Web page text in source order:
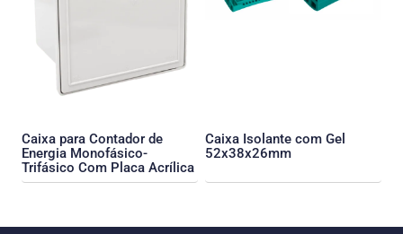
Caixa para Contador de
Energia Monofásico-
Trifásico Com Placa Acrílica
Caixa Isolante com Gel
52x38x26mm